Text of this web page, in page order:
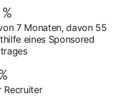
7 Monaten, davon 55
eines Sponsored